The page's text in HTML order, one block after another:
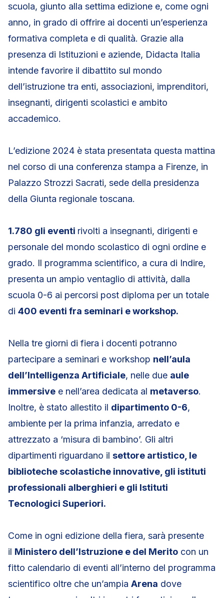
scuola, giunto alla settima edizione e, come ogni
anno, in grado di offrire ai docenti un’esperienza
formativa completa e di qualità. Grazie alla
presenza di Istituzioni e aziende, Didacta Italia
intende favorire il dibattito sul mondo
dell’istruzione tra enti, associazioni, imprenditori,
insegnanti, dirigenti scolastici e ambito
accademico.
L’edizione 2024 è stata presentata questa mattina
nel corso di una conferenza stampa a Firenze, in
Palazzo Strozzi Sacrati, sede della presidenza
della Giunta regionale toscana.
1.780 gli eventi rivolti a insegnanti, dirigenti e
personale del mondo scolastico di ogni ordine e
grado. Il programma scientifico, a cura di Indire,
presenta un ampio ventaglio di attività, dalla
scuola 0-6 ai percorsi post diploma per un totale
di 400 eventi fra seminari e workshop.
Nella tre giorni di fiera i docenti potranno
partecipare a seminari e workshop nell’aula
dell’Intelligenza Artificiale, nelle due aule
immersive e nell’area dedicata al metaverso.
Inoltre, è stato allestito il dipartimento 0-6,
ambiente per la prima infanzia, arredato e
attrezzato a ‘misura di bambino’. Gli altri
dipartimenti riguardano il settore artistico, le
biblioteche scolastiche innovative, gli istituti
professionali alberghieri e gli Istituti
Tecnologici Superiori.
Come in ogni edizione della fiera, sarà presente
il Ministero dell’Istruzione e del Merito con un
fitto calendario di eventi all’interno del programma
scientifico oltre che un’ampia Arena dove